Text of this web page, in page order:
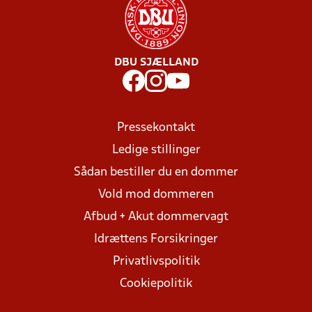
DBU SJÆLLAND
Pressekontakt
Ledige stillinger
Sådan bestiller du en dommer
Vold mod dommeren
Afbud + Akut dommervagt
Idrættens Forsikringer
Privatlivspolitik
Cookiepolitik